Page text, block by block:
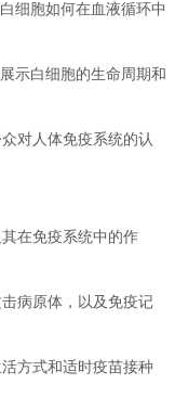
细胞如何在血液循环中
示白细胞的生命周期和
对人体免疫系统的认
在免疫系统中的作
病原体，以及免疫记
方式和适时疫苗接种